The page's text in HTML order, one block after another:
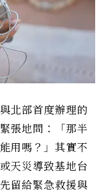
北部首度辦理的
張地問：「那半
用嗎？」其實不
天災導致基地台
留給緊急救援與